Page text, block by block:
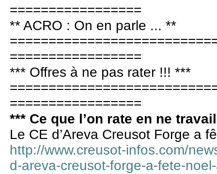
=================
** ACRO : On en parle ... **
=================
*** Offres à ne pas rater !!! ***
=================
*** Ce que l’on rate en ne
Le CE d’Areva Creusot Forge a
http://www.creusot-infos.com/
d-areva-creusot-forge-a-fete-